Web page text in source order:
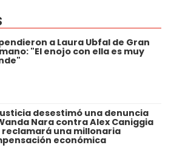
a Laura Ubfal de Gran
"El enojo con ella es muy
desestimó una denuncia
Nara contra Alex Caniggia
reclamará una millonaria
económica